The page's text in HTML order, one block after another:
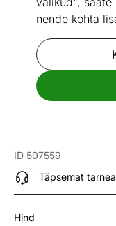
nende kohta
ID 507559
Täpsemat
Hind